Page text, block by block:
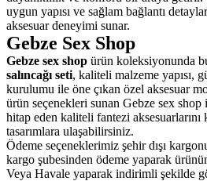
uygun yapısı ve sağlam bağlantı
aksesuar deneyimi sunar.
Gebze Sex Shop
Gebze sex shop ürün koleksiyonunda
salıncağı seti, kaliteli malzeme yapısı,
kurulumu ile öne çıkan özel aksesuar
ürün seçenekleri sunan Gebze sex
hitap eden kaliteli fantezi aksesuarlarını
tasarımlara ulaşabilirsiniz.
Ödeme seçeneklerimiz şehir dışı
kargo şubesinden ödeme yaparak
Veya Havale yaparak indirimli şekilde